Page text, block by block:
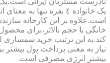
یک خانواده ٤ نفره تنها
است.علاوه بر این کارخانه
خانگی با حجم بالاتر،برای
کند.به این ترتیب خرید سمساری
نیاز به معنی پرداخت پول بیشتر
بیشتر انرژی مصرفی است.